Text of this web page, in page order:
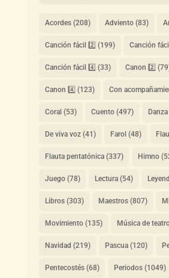
Acordes(208) Adviento(83)
Canción fácil 2️⃣ (199) Canción
Canción fácil 4️⃣ (33) Canon 2️⃣
Canon 4️⃣ (123) Con
Coral(53) Cuento(497) Danza
De viva voz(41) Farol(48)
Flauta pentatónica(337) Himno
Juego(78) Lectura(54)
Libros(303) Maestros(807)
Movimiento(135) Música de
Navidad (219) Pascua(120)
Pentecostés(68) Periodos(1049)